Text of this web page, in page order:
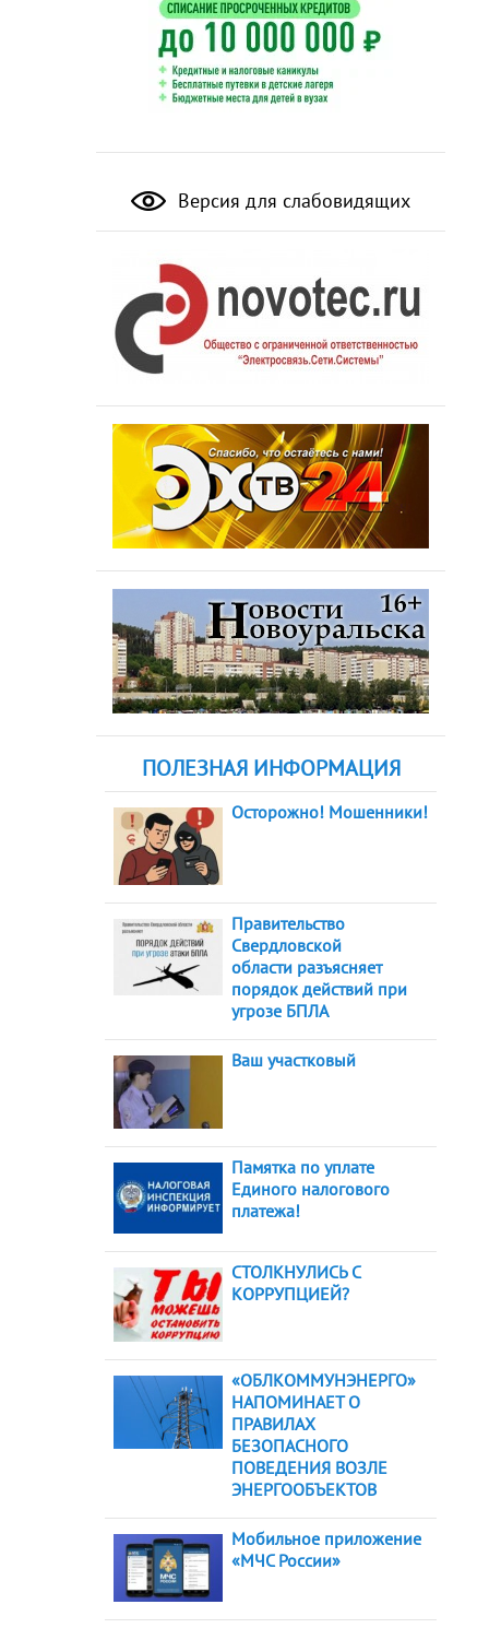
Версия для слабовидящих
ПОЛЕЗНАЯ ИНФОРМАЦИЯ
Осторожно! Мошенники!
Правительство
Свердловской
области разъясняет
порядок действий при
угрозе БПЛА
Ваш участковый
Памятка по уплате
Единого налогового
платежа!
СТОЛКНУЛИСЬ С
КОРРУПЦИЕЙ?
«ОБЛКОММУНЭНЕРГО»
НАПОМИНАЕТ О
ПРАВИЛАХ
БЕЗОПАСНОГО
ПОВЕДЕНИЯ ВОЗЛЕ
ЭНЕРГООБЪЕКТОВ
Мобильное приложение
«МЧС России»